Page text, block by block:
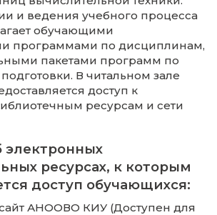
образовательной
электронного обучения,
образовательных
информационно-
обеспечивает:
хода образовательного
промежуточной
освоения программы;
учебных занятий,
обучения,
предусмотрена с